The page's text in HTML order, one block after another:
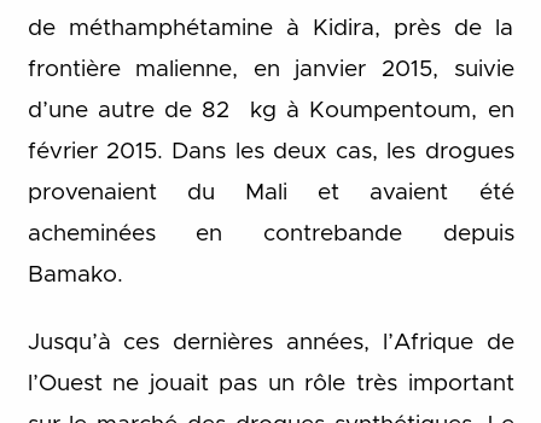
de méthamphétamine à Kidira, près de la
frontière malienne, en janvier 2015, suivie
d’une autre de 82 kg à Koumpentoum, en
février 2015. Dans les deux cas, les drogues
provenaient du Mali et avaient été
acheminées en contrebande depuis
Bamako.
Jusqu’à ces dernières années, l’Afrique de
l’Ouest ne jouait pas un rôle très important